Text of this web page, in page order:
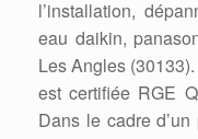
l’installation,
eau daikin,
Les Angles
est certifiée RGE
Dans le cadre